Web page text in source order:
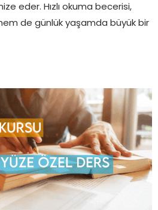
eder. Hızlı okuma becerisi,
de günlük yaşamda büyük bir